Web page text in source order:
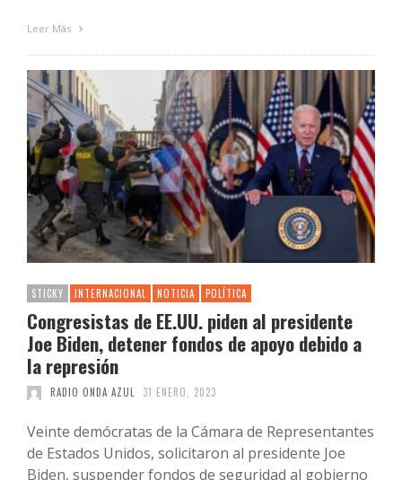
Leer Más
STICKY INTERNACIONAL NOTICIA POLÍTICA
Congresistas de EE.UU. piden al presidente
Joe Biden, detener fondos de apoyo debido a
la represión
RADIO ONDA AZUL 31 ENERO, 2023
Veinte demócratas de la Cámara de Representantes
de Estados Unidos, solicitaron al presidente Joe
Biden, suspender fondos de seguridad al gobierno